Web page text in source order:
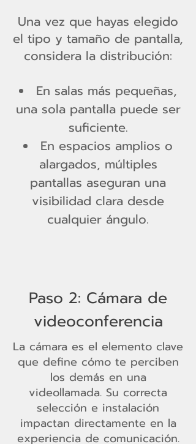
Una vez que hayas elegido
el tipo y tamaño de pantalla,
considera la distribución:
En salas más pequeñas,
una sola pantalla puede ser
suficiente.
En espacios amplios o
alargados, múltiples
pantallas aseguran una
visibilidad clara desde
cualquier ángulo.
Paso 2: Cámara de
videoconferencia
La cámara es el elemento clave
que define cómo te perciben
los demás en una
videollamada. Su correcta
selección e instalación
impactan directamente en la
experiencia de comunicación.